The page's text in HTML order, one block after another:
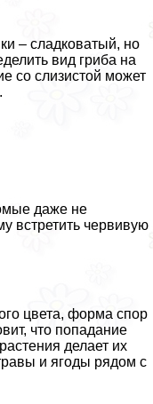
– сладковатый, но
вид гриба на
со слизистой может
даже не
встретить червивую
цвета, форма спор
что попадание
делает их
и ягоды рядом с